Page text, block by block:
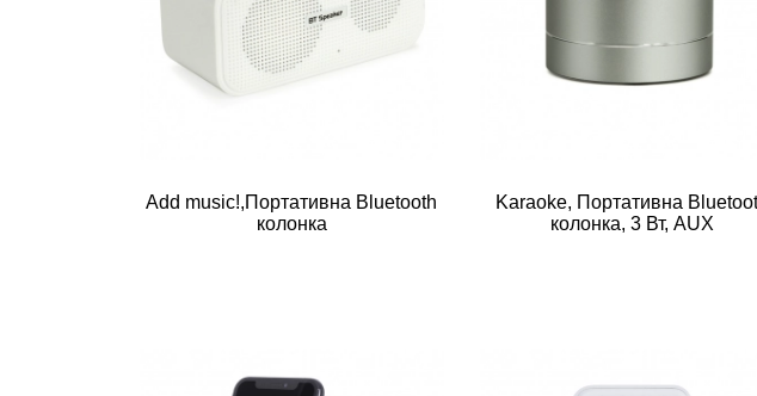
Add music!,Портативна Bluetooth
колонка
Karaoke, Портативна
колонка, 3 Вт, AUX